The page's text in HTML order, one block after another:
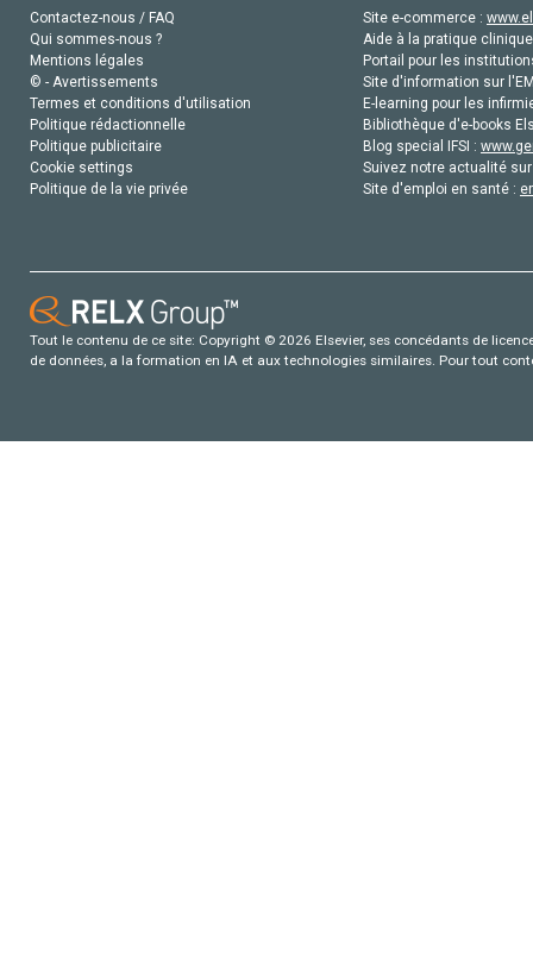
Contactez-nous / FAQ
Qui sommes-nous ?
Mentions légales
© - Avertissements
Termes et conditions d'utilisation
Politique rédactionnelle
Politique publicitaire
Cookie settings
Politique de la vie privée
Site e-commerce :
Aide à la pratique
Portail pour les
Site d'information sur
E-learning pour les
Bibliothèque d'e-books
Blog special IFSI :
Suivez notre actualité
Site d'emploi en santé :
Tout le contenu de ce site: Copyright © 2026 Elsevier, ses concédants de
de données, a la formation en IA et aux technologies similaires. Pour tout